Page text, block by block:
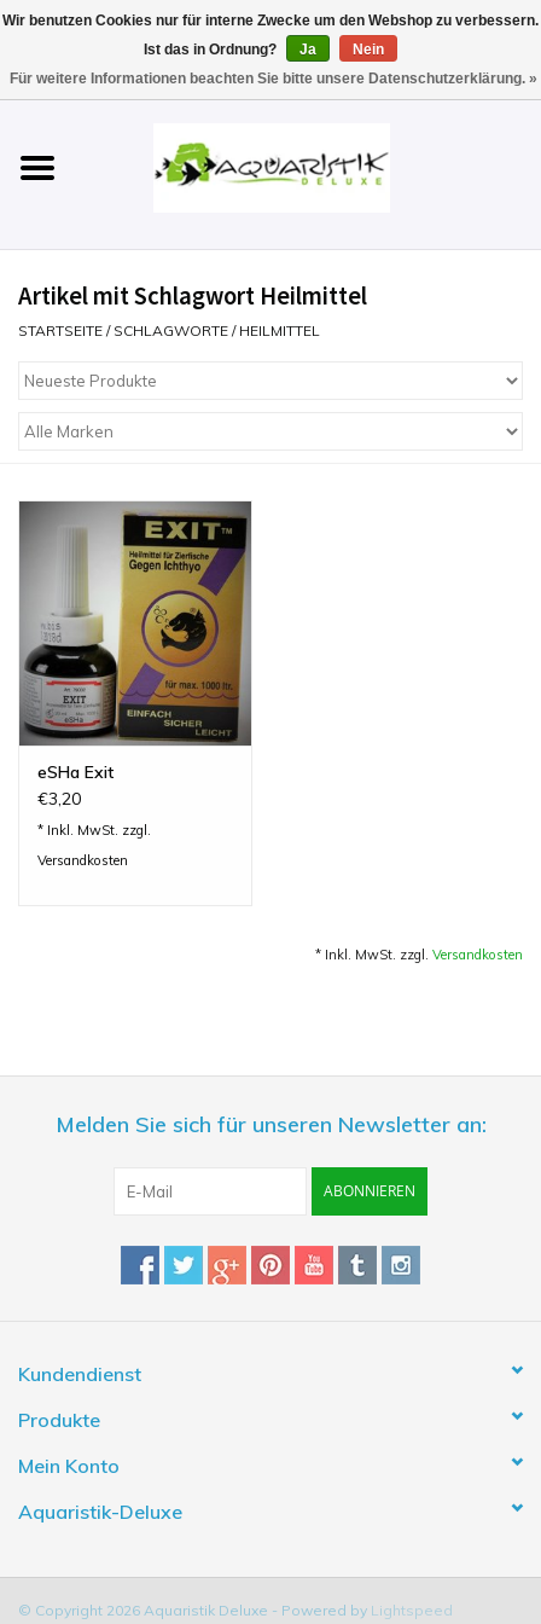
Aquarien
Technik
Einrichten & Gestalten
Zubehör & Nützliches
Do!aqua
ADA Amano
Produktvideos
Artikel mit Schlagwort Heilmittel
STARTSEITE / SCHLAGWORTE / HEILMITTEL
eSHa Exit
€3,20
* Inkl. MwSt. zzgl.
Versandkosten
* Inkl. MwSt. zzgl. Versandkosten
Melden Sie sich für unseren Newsletter an:
ABONNIEREN
Kundendienst
Produkte
Mein Konto
Aquaristik-Deluxe
© Copyright 2026 Aquaristik Deluxe - Powered by Lightspeed
Wir benutzen Cookies nur für interne Zwecke um den Webshop zu verbessern.
Ist das in Ordnung?
Ja
Nein
Für weitere Informationen beachten Sie bitte unsere Datenschutzerklärung. »